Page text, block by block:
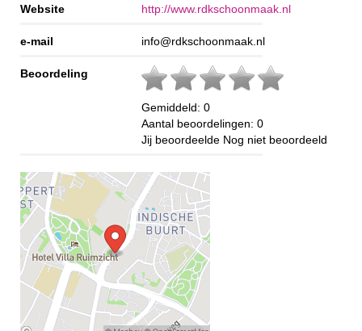
Website http://www.rdkschoonmaak.nl
e-mail info@rdkschoonmaak.nl
Beoordeling
Gemiddeld: 0
Aantal beoordelingen: 0
Jij beoordeelde Nog niet beoordeeld